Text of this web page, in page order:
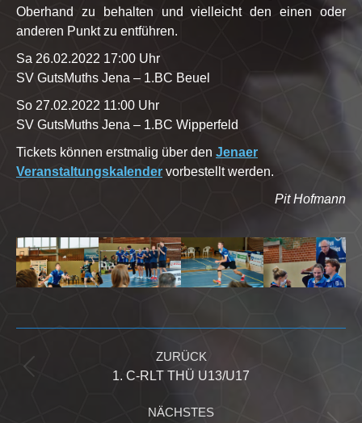
Oberhand zu behalten und vielleicht den einen oder
anderen Punkt zu entführen.
Sa 26.02.2022 17:00 Uhr
SV GutsMuths Jena – 1.BC Beuel
So 27.02.2022 11:00 Uhr
SV GutsMuths Jena – 1.BC Wipperfeld
Tickets können erstmalig über den Jenaer
Veranstaltungskalender vorbestellt werden.
Pit Hofmann
ZURÜCK
Vorheriger
1. C-RLT THÜ U13/U17
NÄCHSTES